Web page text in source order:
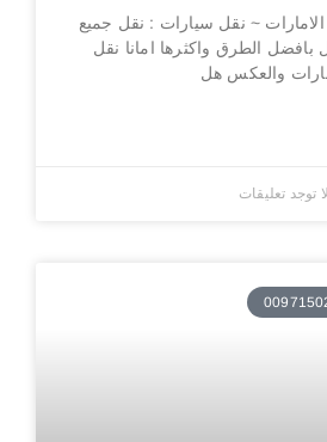
~ نقل سيارات : نقل جميع
بافضل الطرق واكثرها امانا نقل
والعكس هل
لا توجد تعليقات